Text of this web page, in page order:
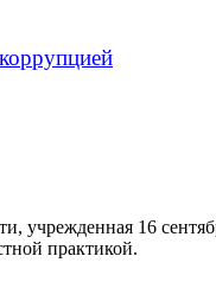
учрежденная 16
практикой.